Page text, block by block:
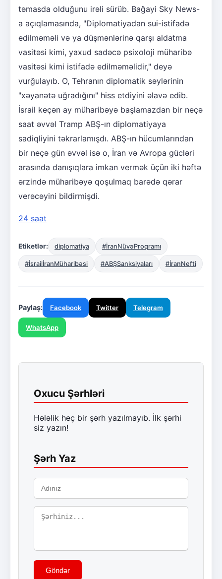
təmasda olduğunu irəli sürüb. Bağayi Sky News-
a açıqlamasında, "Diplomatiyadan sui-istifadə
edilməməli və ya düşmənlərinə qarşı aldatma
vasitəsi kimi, yaxud sadəcə psixoloji müharibə
vasitəsi kimi istifadə edilməməlidir," deyə
vurğulayıb. O, Tehranın diplomatik səylərinin
"xəyanətə uğradığını" hiss etdiyini əlavə edib.
İsrail keçən ay müharibəyə başlamazdan bir neçə
saat əvvəl Tramp ABŞ-ın diplomatiyaya
sadiqliyini təkrarlamışdı. ABŞ-ın hücumlarından
bir neçə gün əvvəl isə o, İran və Avropa gücləri
arasında danışıqlara imkan vermək üçün iki həftə
ərzində müharibəyə qoşulmaq barədə qərar
verəcəyini bildirmişdi.
24 saat
Etiketlər: diplomatiya #İranNüvəProqramı
#İsrailİranMüharibəsi #ABŞSanksiyaları #İranNefti
Paylaş: Facebook Twitter Telegram
WhatsApp
Oxucu Şərhləri
Hələlik heç bir şərh yazılmayıb. İlk şərhi
siz yazın!
Şərh Yaz
Göndər